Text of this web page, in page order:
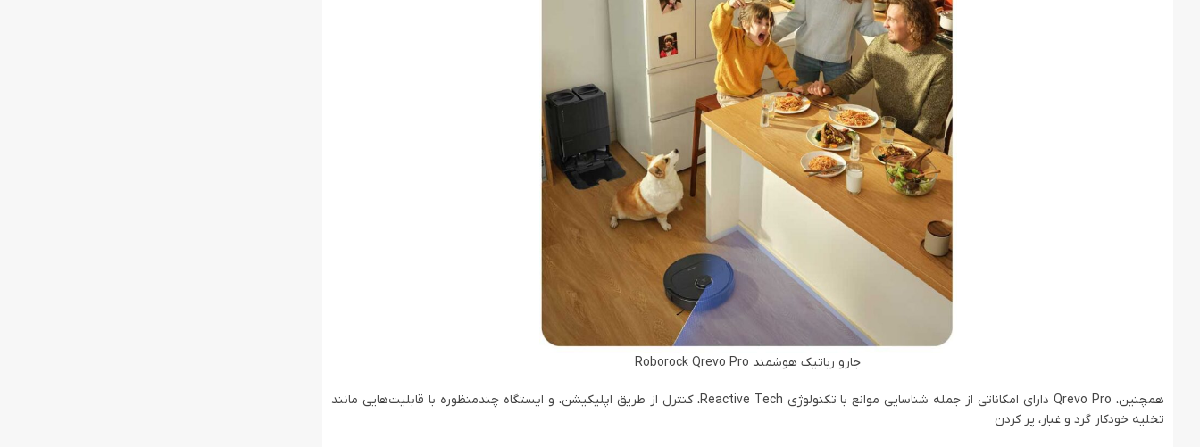
جارو رباتیک هوشمند Roborock Qrevo Pro
همچنین، Qrevo Pro دارای امکاناتی از جمله شناسایی موانع با تکنولوژی Reactive Tech، کنترل از طریق اپلیکیشن، و ایستگاه چندمنظوره با قابلیت‌هایی مانند
تخلیه خودکار گرد و غبار، پر کردن